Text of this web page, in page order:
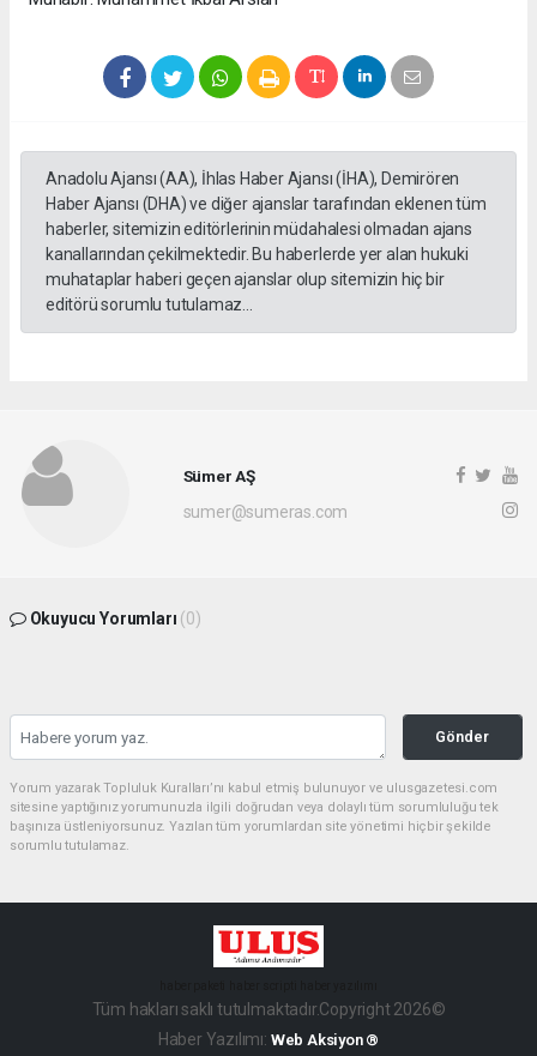
Anadolu Ajansı (AA), İhlas Haber Ajansı (İHA), Demirören
Haber Ajansı (DHA) ve diğer ajanslar tarafından eklenen tüm
haberler, sitemizin editörlerinin müdahalesi olmadan ajans
kanallarından çekilmektedir. Bu haberlerde yer alan hukuki
muhataplar haberi geçen ajanslar olup sitemizin hiç bir
editörü sorumlu tutulamaz...
Sümer AŞ
sumer@sumeras.com
Okuyucu Yorumları (0)
Gönder
Yorum yazarak Topluluk Kuralları’nı kabul etmiş bulunuyor ve ulusgazetesi.com
sitesine yaptığınız yorumunuzla ilgili doğrudan veya dolaylı tüm sorumluluğu tek
başınıza üstleniyorsunuz. Yazılan tüm yorumlardan site yönetimi hiçbir şekilde
sorumlu tutulamaz.
Tüm hakları saklı tutulmaktadır.Copyright 2026©
Haber Yazılımı: Web Aksiyon ®